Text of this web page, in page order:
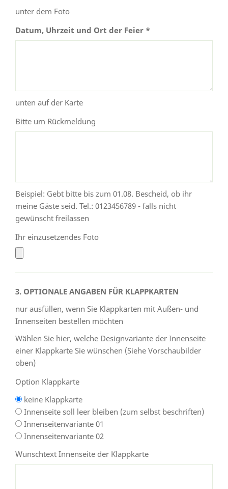
unter dem Foto
Datum, Uhrzeit und Ort der Feier *
unten auf der Karte
Bitte um Rückmeldung
Beispiel: Gebt bitte bis zum 01.08. Bescheid, ob ihr
meine Gäste seid. Tel.: 0123456789 - falls nicht
gewünscht freilassen
Ihr einzusetzendes Foto
3. OPTIONALE ANGABEN FÜR KLAPPKARTEN
nur ausfüllen, wenn Sie Klappkarten mit Außen- und
Innenseiten bestellen möchten
Wählen Sie hier, welche Designvariante der Innenseite
einer Klappkarte Sie wünschen (Siehe Vorschaubilder
oben)
Option Klappkarte
keine Klappkarte
Innenseite soll leer bleiben (zum selbst beschriften)
Innenseitenvariante 01
Innenseitenvariante 02
Wunschtext Innenseite der Klappkarte